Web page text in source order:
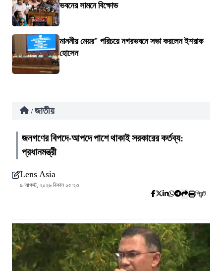
ভবনের সামনে বিক্ষোভ
মাননীয় মেয়র" পরিচয়ে নগরভবনে সভা করলেন ইশরাক
হোসেন
/ জাতীয়
জনগণের বিপদে-আপদে পাশে থাকাই সরকারের কর্তব্য:
প্রধানমন্ত্রী
Lens Asia
৯ আগস্ট, ২০২৬ বিকাল ০৫:২৩
প্রিন্ট